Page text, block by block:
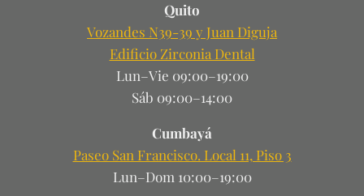
Quito
Vozandes N39-39 y Juan Diguja
Edificio Zirconia Dental
Lun–Vie 09:00–19:00
Sáb 09:00–14:00
Cumbayá
Paseo San Francisco. Local 11, Piso 3
Lun–Dom 10:00–19:00